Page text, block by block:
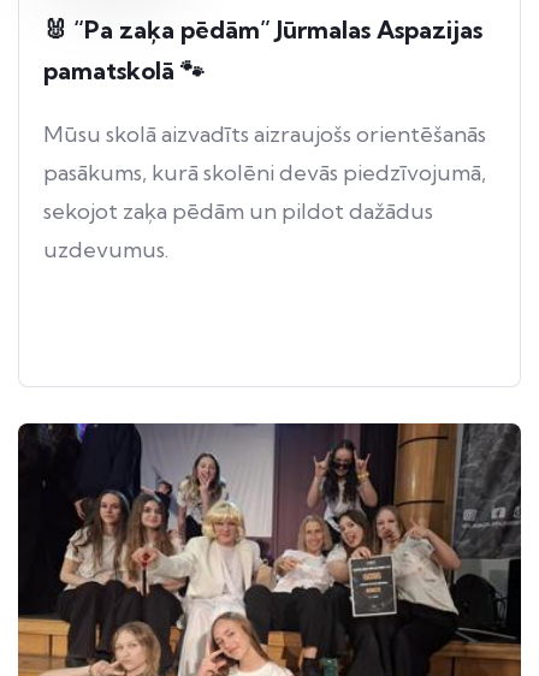
🐰 “Pa zaķa pēdām” Jūrmalas Aspazijas
pamatskolā 🐾
Mūsu skolā aizvadīts aizraujošs orientēšanās
pasākums, kurā skolēni devās piedzīvojumā,
sekojot zaķa pēdām un pildot dažādus
uzdevumus.